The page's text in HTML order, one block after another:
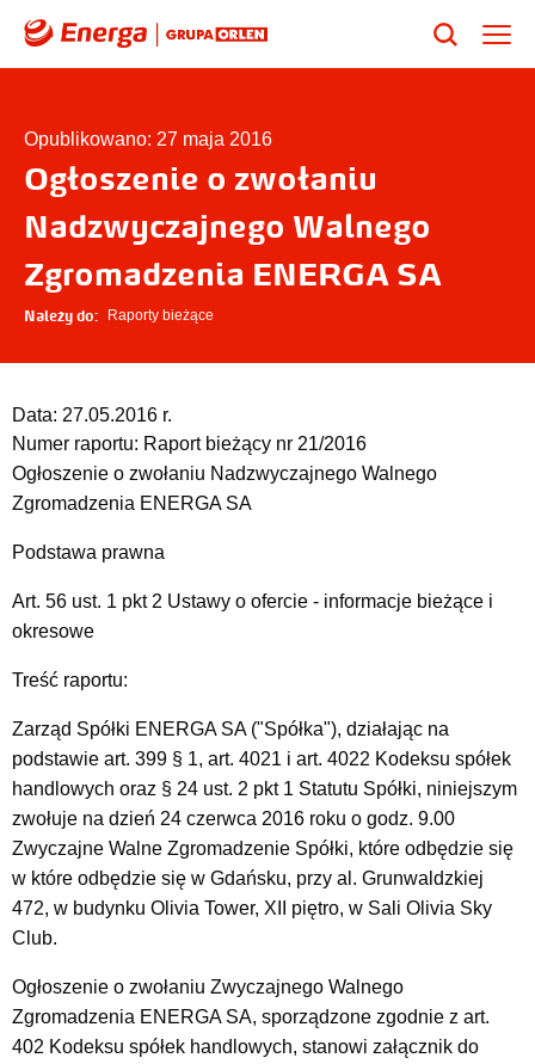
Opublikowano: 27 maja 2016
Ogłoszenie o zwołaniu
Nadzwyczajnego Walnego
Zgromadzenia ENERGA SA
Należy do: Raporty bieżące
Data: 27.05.2016 r.
Numer raportu: Raport bieżący nr 21/2016
Ogłoszenie o zwołaniu Nadzwyczajnego Walnego
Zgromadzenia ENERGA SA
Podstawa prawna
Art. 56 ust. 1 pkt 2 Ustawy o ofercie - informacje bieżące i
okresowe
Treść raportu:
Zarząd Spółki ENERGA SA ("Spółka"), działając na
podstawie art. 399 § 1, art. 4021 i art. 4022 Kodeksu spółek
handlowych oraz § 24 ust. 2 pkt 1 Statutu Spółki, niniejszym
zwołuje na dzień 24 czerwca 2016 roku o godz. 9.00
Zwyczajne Walne Zgromadzenie Spółki, które odbędzie się
w które odbędzie się w Gdańsku, przy al. Grunwaldzkiej
472, w budynku Olivia Tower, XII piętro, w Sali Olivia Sky
Club.
Ogłoszenie o zwołaniu Zwyczajnego Walnego
Zgromadzenia ENERGA SA, sporządzone zgodnie z art.
402 Kodeksu spółek handlowych, stanowi załącznik do